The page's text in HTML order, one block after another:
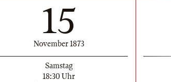
15
November 1873
Samstag
18:30 Uhr